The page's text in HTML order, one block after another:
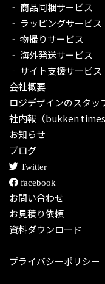
‐ 商品同梱サービス
‐ ラッピングサービス
‐ 物撮りサービス
‐ 海外発送サービス
‐ サイト支援サービス
会社概要
ロジデザインのスタッ
社内報（bukken times
お知らせ
ブログ
Twitter
facebook
お問い合わせ
お見積り依頼
資料ダウンロード
プライバシーポリシー